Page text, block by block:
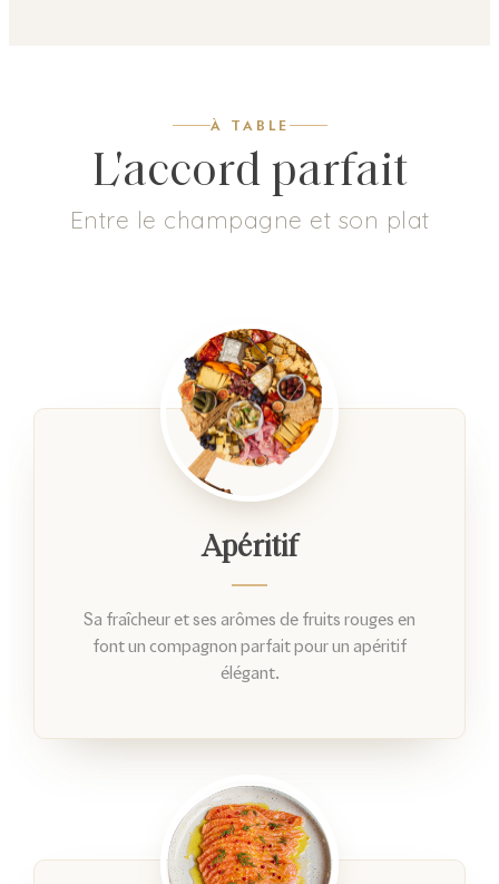
À TABLE
L'accord parfait
Entre le champagne et son plat
Apéritif
Sa fraîcheur et ses arômes de fruits rouges en
font un compagnon parfait pour un apéritif
élégant.